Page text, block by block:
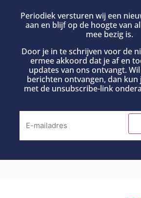
Periodiek versturen wij een
aan en blijf op de hoogte van
mee bezig is.
Door je in te schrijven voor de
ermee akkoord dat je af en
updates van ons ontvangt.
berichten ontvangen, dan kun
met de unsubscribe-link